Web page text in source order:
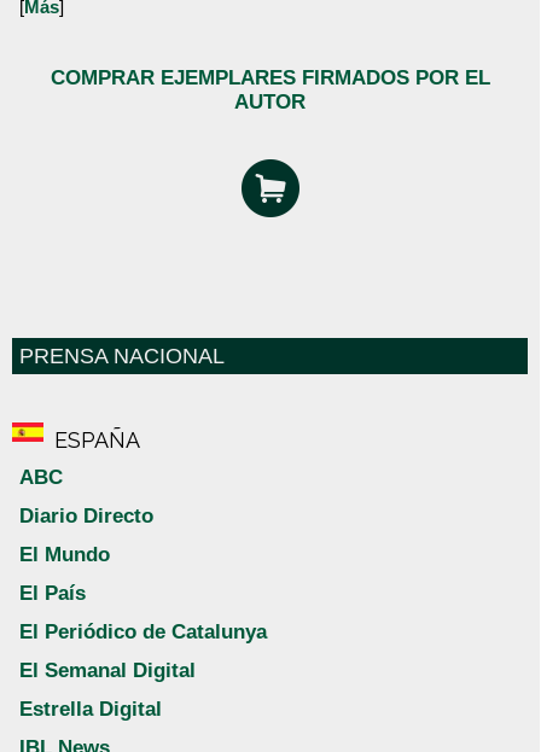
[Más]
COMPRAR EJEMPLARES FIRMADOS POR EL
AUTOR
PRENSA NACIONAL
ESPAÑA
ABC
Diario Directo
El Mundo
El País
El Periódico de Catalunya
El Semanal Digital
Estrella Digital